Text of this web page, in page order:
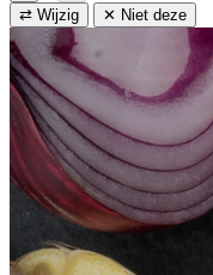
⇄ Wijzig
✕ Niet deze